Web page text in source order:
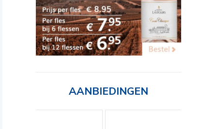
AANBIEDINGEN